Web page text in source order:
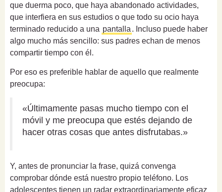
que duerma poco, que haya abandonado actividades,
que interfiera en sus estudios o que todo su ocio haya
terminado reducido a una pantalla . Incluso puede haber
algo mucho más sencillo: sus padres echan de menos
compartir tiempo con él.
Por eso es preferible hablar de aquello que realmente
preocupa:
«Últimamente pasas mucho tiempo con el
móvil y me preocupa que estés dejando de
hacer otras cosas que antes disfrutabas.»
Y, antes de pronunciar la frase, quizá convenga
comprobar dónde está nuestro propio teléfono. Los
adolescentes tienen un radar extraordinariamente eficaz